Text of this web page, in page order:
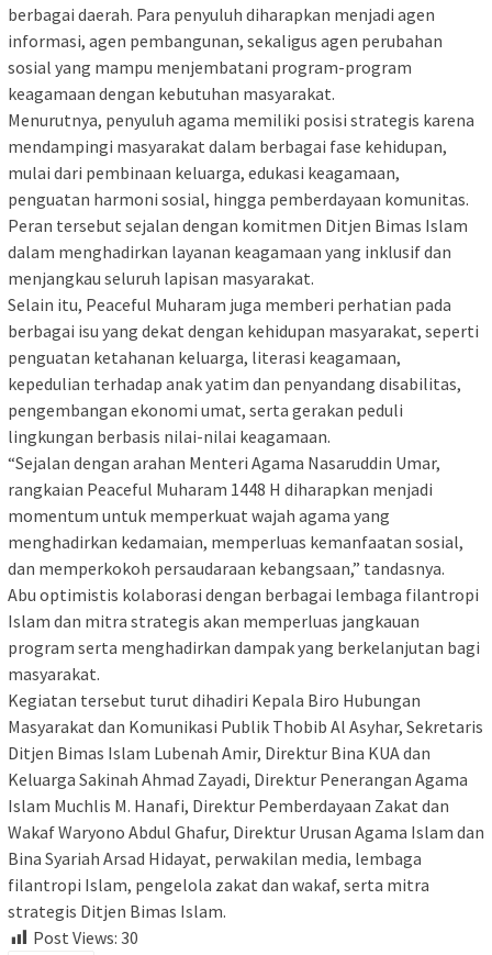
berbagai daerah. Para penyuluh diharapkan menjadi agen
informasi, agen pembangunan, sekaligus agen perubahan
sosial yang mampu menjembatani program-program
keagamaan dengan kebutuhan masyarakat.
Menurutnya, penyuluh agama memiliki posisi strategis karena
mendampingi masyarakat dalam berbagai fase kehidupan,
mulai dari pembinaan keluarga, edukasi keagamaan,
penguatan harmoni sosial, hingga pemberdayaan komunitas.
Peran tersebut sejalan dengan komitmen Ditjen Bimas Islam
dalam menghadirkan layanan keagamaan yang inklusif dan
menjangkau seluruh lapisan masyarakat.
Selain itu, Peaceful Muharam juga memberi perhatian pada
berbagai isu yang dekat dengan kehidupan masyarakat, seperti
penguatan ketahanan keluarga, literasi keagamaan,
kepedulian terhadap anak yatim dan penyandang disabilitas,
pengembangan ekonomi umat, serta gerakan peduli
lingkungan berbasis nilai-nilai keagamaan.
“Sejalan dengan arahan Menteri Agama Nasaruddin Umar,
rangkaian Peaceful Muharam 1448 H diharapkan menjadi
momentum untuk memperkuat wajah agama yang
menghadirkan kedamaian, memperluas kemanfaatan sosial,
dan memperkokoh persaudaraan kebangsaan,” tandasnya.
Abu optimistis kolaborasi dengan berbagai lembaga filantropi
Islam dan mitra strategis akan memperluas jangkauan
program serta menghadirkan dampak yang berkelanjutan bagi
masyarakat.
Kegiatan tersebut turut dihadiri Kepala Biro Hubungan
Masyarakat dan Komunikasi Publik Thobib Al Asyhar, Sekretaris
Ditjen Bimas Islam Lubenah Amir, Direktur Bina KUA dan
Keluarga Sakinah Ahmad Zayadi, Direktur Penerangan Agama
Islam Muchlis M. Hanafi, Direktur Pemberdayaan Zakat dan
Wakaf Waryono Abdul Ghafur, Direktur Urusan Agama Islam dan
Bina Syariah Arsad Hidayat, perwakilan media, lembaga
filantropi Islam, pengelola zakat dan wakaf, serta mitra
strategis Ditjen Bimas Islam.
Post Views: 30